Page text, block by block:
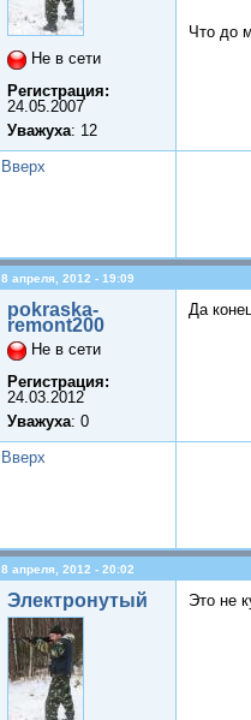
Не в сети
Регистрация:
24.05.2007
Уважуха: 12
Что до
Вверх
8 апреля, 2012 - 19:09
pokraska-
remont200
Не в сети
Регистрация:
24.03.2012
Уважуха: 0
Да
Вверх
8 апреля, 2012 - 20:02
Электронутый Это не